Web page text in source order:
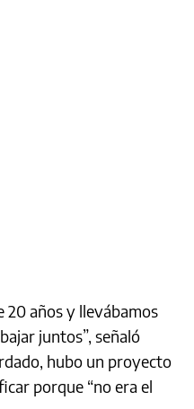
20 años y llevábamos
juntos”, señaló
hubo un proyecto
porque “no era el